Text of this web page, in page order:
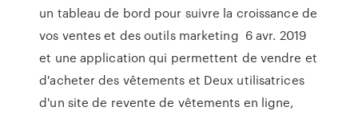
un tableau de bord pour suivre la croissance de
vos ventes et des outils marketing 6 avr. 2019
et une application qui permettent de vendre et
d'acheter des vêtements et Deux utilisatrices
d'un site de revente de vêtements en ligne,